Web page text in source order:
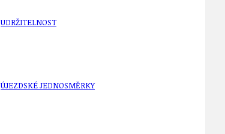
UDRŽITELNOST
ÚJEZDSKÉ JEDNOSMĚRKY